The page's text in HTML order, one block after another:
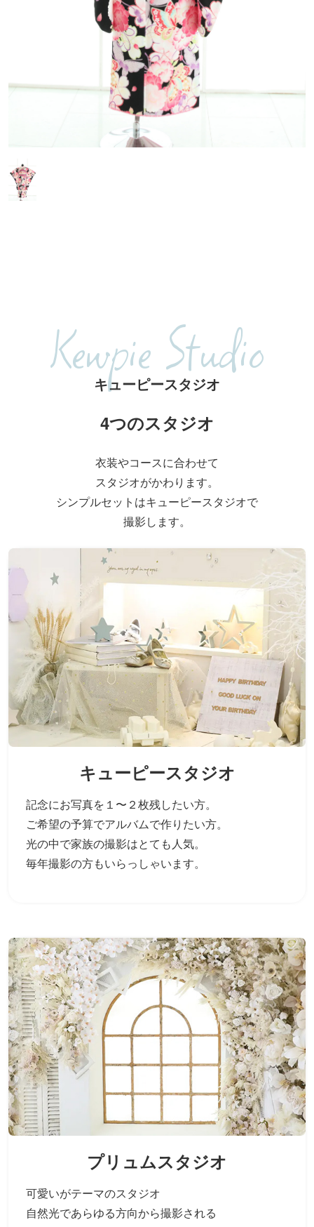
Kewpie Studio
キューピースタジオ
4つのスタジオ
衣装やコースに合わせて
スタジオがかわります。
シンプルセットはキューピースタジオで
撮影します。
キューピースタジオ
記念にお写真を１〜２枚残したい方。
ご希望の予算でアルバムで作りたい方。
光の中で家族の撮影はとても人気。
毎年撮影の方もいらっしゃいます。
プリュムスタジオ
可愛いがテーマのスタジオ
自然光であらゆる方向から撮影される